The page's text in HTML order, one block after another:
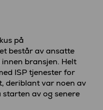
på
består av ansatte
bransjen. Helt
ISP tjenester for
deriblant var noen av
av og senere